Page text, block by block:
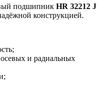
подшипник HR 32212 J
конструкцией.
и радиальных